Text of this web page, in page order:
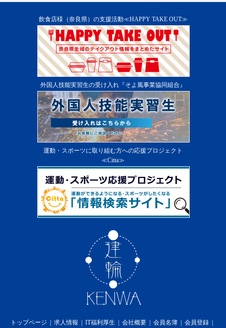
飲食店様（奈良県）の支援活動≪HAPPY TAKE OUT≫
外国人技能実習生の受け入れ『そよ風事業協同組合』
運動・スポーツに取り組む方への応援プロジェクト
≪Citta≫
トップページ 求人情報 IT福利厚生 会社概要 会員名簿 会員登録